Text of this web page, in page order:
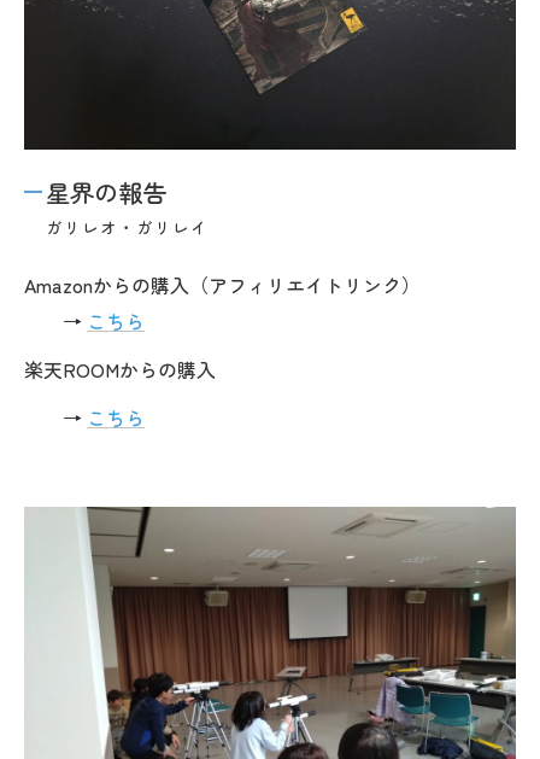
星界の報告
ガリレオ・ガリレイ
Amazonからの購入（アフィリエイトリンク）
→ こちら
楽天ROOMからの購入
→ こちら